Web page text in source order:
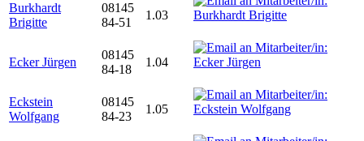
Burkhardt
Brigitte
08145
84-51
1.03
Ecker Jürgen
08145
84-18
1.04
Eckstein
Wolfgang
08145
84-23
1.05